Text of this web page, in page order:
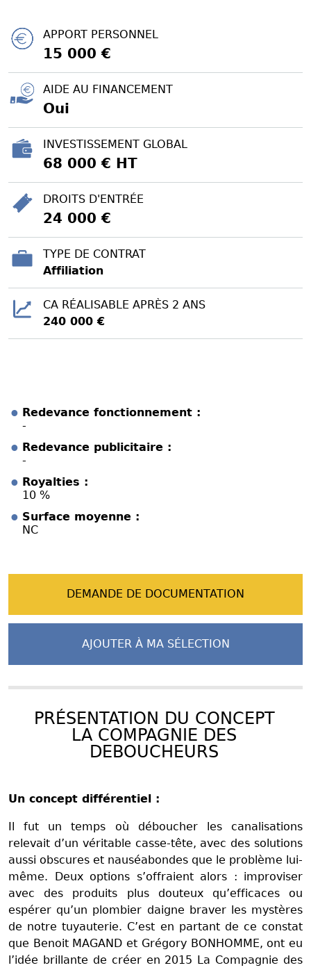
APPORT PERSONNEL
15 000 €
AIDE AU FINANCEMENT
Oui
INVESTISSEMENT GLOBAL
68 000 € HT
DROITS D'ENTRÉE
24 000 €
TYPE DE CONTRAT
Affiliation
CA RÉALISABLE APRÈS 2 ANS
240 000 €
Redevance fonctionnement :
-
Redevance publicitaire :
-
Royalties :
10 %
Surface moyenne :
NC
DEMANDE DE DOCUMENTATION
AJOUTER À MA SÉLECTION
PRÉSENTATION DU CONCEPT
LA COMPAGNIE DES
DEBOUCHEURS
Un concept différentiel :
Il fut un temps où déboucher les canalisations
relevait d’un véritable casse-tête, avec des solutions
aussi obscures et nauséabondes que le problème lui-
même. Deux options s’offraient alors : improviser
avec des produits plus douteux qu’efficaces ou
espérer qu’un plombier daigne braver les mystères
de notre tuyauterie. C’est en partant de ce constat
que Benoit MAGAND et Grégory BONHOMME, ont eu
l’idée brillante de créer en 2015 La Compagnie des